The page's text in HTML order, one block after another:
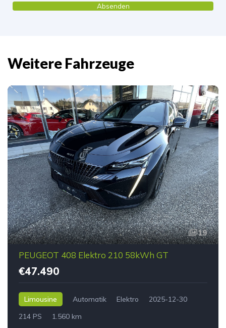
Weitere Fahrzeuge
19
PEUGEOT 408 Elektro 210 58kWh GT
€47.490
Limousine Automatik Elektro
2025-12-30
214 PS
1.560 km